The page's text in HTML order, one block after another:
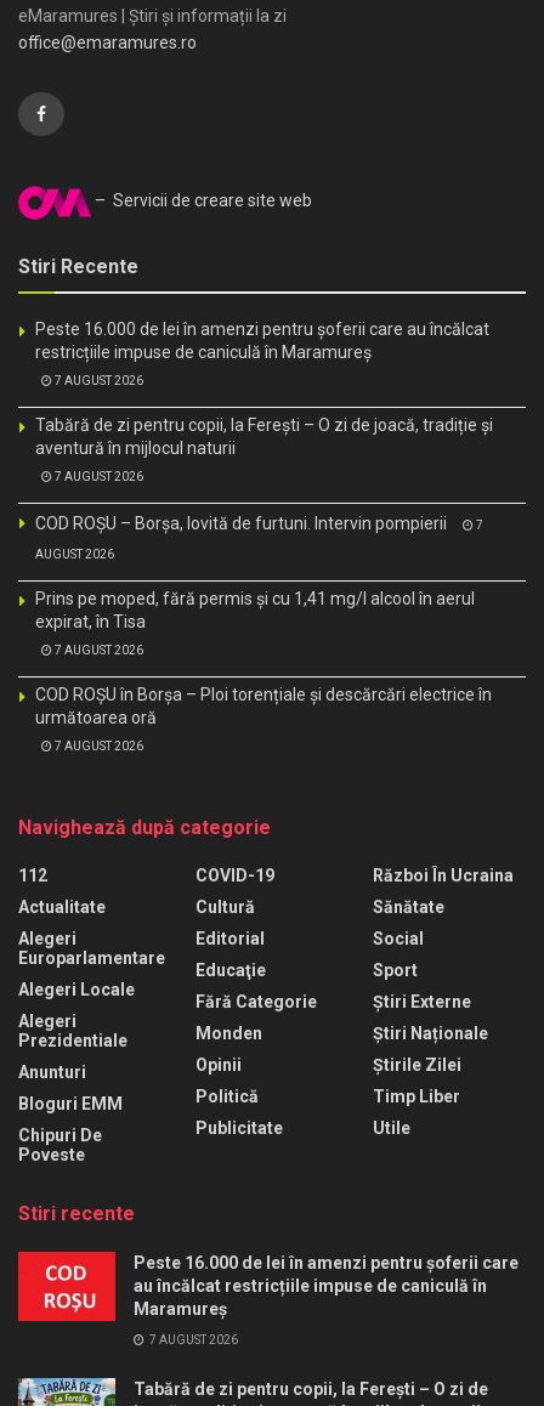
eMaramures | Știri și informații la zi
office@emaramures.ro
– Servicii de creare site web
Stiri Recente
Peste 16.000 de lei în amenzi pentru șoferii care au încălcat
restricțiile impuse de caniculă în Maramureș
7 AUGUST 2026
Tabără de zi pentru copii, la Ferești – O zi de joacă, tradiție și
aventură în mijlocul naturii
7 AUGUST 2026
COD ROȘU – Borșa, lovită de furtuni. Intervin pompierii 7
AUGUST 2026
Prins pe moped, fără permis și cu 1,41 mg/l alcool în aerul
expirat, în Tisa
7 AUGUST 2026
COD ROȘU în Borșa – Ploi torențiale și descărcări electrice în
următoarea oră
7 AUGUST 2026
Navighează după categorie
112
Actualitate
Alegeri
Europarlamentare
Alegeri Locale
Alegeri
Prezidentiale
Anunturi
Bloguri EMM
Chipuri De
Poveste
COVID-19
Cultură
Editorial
Educaţie
Fără Categorie
Monden
Opinii
Politică
Publicitate
Război În Ucraina
Sănătate
Social
Sport
Știri Externe
Știri Naționale
Știrile Zilei
Timp Liber
Utile
Stiri recente
Peste 16.000 de lei în amenzi pentru șoferii care
au încălcat restricțiile impuse de caniculă în
Maramureș
7 AUGUST 2026
Tabără de zi pentru copii, la Ferești – O zi de